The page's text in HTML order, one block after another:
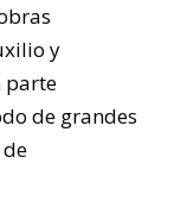
y
parte
de grandes